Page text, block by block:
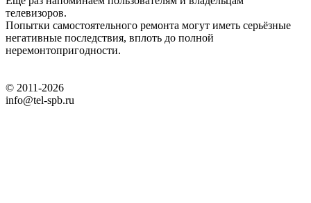
телевизоров.
Попытки самостоятельного ремонта могут иметь серьёзные
негативные последствия, вплоть до полной
неремонтопригодности.
© 2011-2026
info@tel-spb.ru